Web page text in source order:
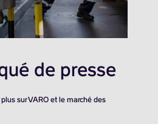
de presse
sur VARO et le marché des